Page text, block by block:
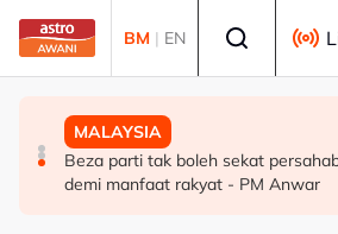
Skip to main content
BM | EN
MALAYSIA
Pengacara, ahli perniagaan
audio siar sentuh isu sensitiviti
DUNIA
PM Thailand arah undang-undang
selepas insiden tembakan di sekolah
MALAYSIA
Beza parti tak boleh sekat
demi manfaat rakyat - PM Anwar